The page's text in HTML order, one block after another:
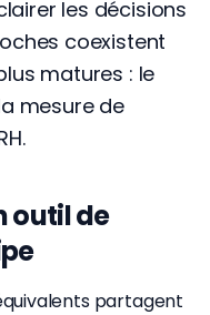
les décisions
coexistent
matures : le
mesure de
outil de
partagent